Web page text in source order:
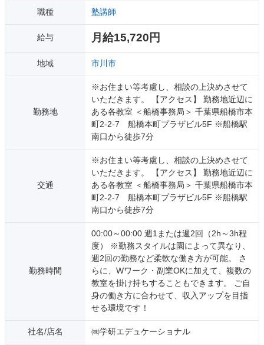
職種 塾講師
給与 月給15,720円
地域 市川市
勤務地
※お住まい等考慮し、相談の上決めさせて
いただきます。 【アクセス】 勤務地近辺に
ある各教室 ＜船橋事務局＞ 千葉県船橋市本
町2-2-7 船橋本町プラザビル5F ※船橋駅
南口から徒歩7分
交通
※お住まい等考慮し、相談の上決めさせて
いただきます。 【アクセス】 勤務地近辺に
ある各教室 ＜船橋事務局＞ 千葉県船橋市本
町2-2-7 船橋本町プラザビル5F ※船橋駅
南口から徒歩7分
勤務時間
00:00～00:00 週1または週2回（2h～3h程
度） ※勤務スタイルは園によって異なり、
週2回の勤務など柔軟な働き方が可能。 さ
らに、Wワーク・副業OKに加えて、複数の
教室を掛け持ちすることもできます。 ご自
身の働き方に合わせて、収入アップを目指
せる環境です！
社名/店名 ㈱学研エデュケーショナル